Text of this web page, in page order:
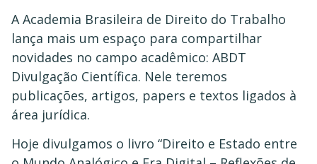
A Academia Brasileira de Direito do Trabalho
lança mais um espaço para compartilhar
novidades no campo acadêmico: ABDT
Divulgação Científica. Nele teremos
publicações, artigos, papers e textos ligados à
área jurídica.
Hoje divulgamos o livro “Direito e Estado entre